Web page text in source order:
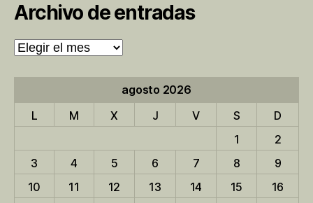
Archivo de entradas
Archivo
de
entradas
agosto 2026
L
M X J V S
D
1
2
3
4 5 6 7 8
9
10
11 12 13 14 15
16